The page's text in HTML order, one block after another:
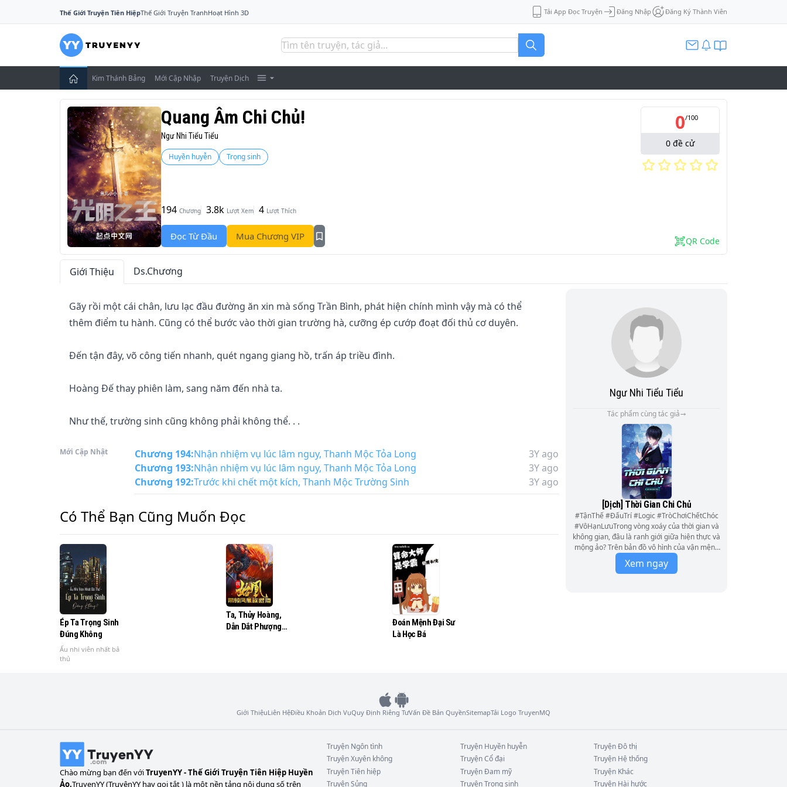
Thế Giới Truyện Tiên HiệpThế Giới Truyện TranhHoạt Hình 3D Tải App Đọc Truyện Đăng Nhập Đăng Ký Thành Viên
Kim Thánh Bảng Mới Cập Nhập Truyện Dịch
Quang Âm Chi Chủ!
Ngư Nhi Tiểu Tiểu
Huyền huyễn Trọng sinh
194 Chương 3.8k Lượt Xem 4 Lượt Thích
Đọc Từ Đầu Mua Chương VIP
0/100
0 đề cử
QR Code
Giới Thiệu Ds.Chương
Gãy rồi một cái chân, lưu lạc đầu đường ăn xin mà sống Trần Bình, phát hiện chính mình vậy mà có thể
thêm điểm tu hành. Cũng có thể bước vào thời gian trường hà, cưỡng ép cướp đoạt đối thủ cơ duyên.
Đến tận đây, võ công tiến nhanh, quét ngang giang hồ, trấn áp triều đình.
Hoàng Đế thay phiên làm, sang năm đến nhà ta.
Mới Cập Nhật Chương 194:Nhận nhiệm vụ lúc lâm nguy, Thanh Mộc Tỏa Long
3Y ago
Chương 193:Nhận nhiệm vụ lúc lâm nguy, Thanh Mộc Tỏa Long
3Y ago
Chương 192:Trước khi chết một kích, Thanh Mộc Trường Sinh 3Y ago
Có Thể Bạn Cũng Muốn Đọc
Ép Ta Trọng Sinh
Đúng Không
Ấu nhi viên nhất bả
thủ
Ta, Thủy Hoàng,
Dẫn Dắt Phượng
Đoán Mệnh Đại Sư
Là Học Bá
Ngư Nhi Tiểu Tiểu
Tác phẩm cùng tác giả
[Dịch] Thời Gian Chi Chủ
#TậnThế #ĐấuTrí #Logic #TròChơiChếtChóc
#VôHạnLưuTrong vòng xoáy của thời gian và
không gian, đâu là ranh giới giữa hiện thực và
mộng ảo? Trên bản đồ vô hình của vận mệnh
và sự chọn lựa, ai có thể chạm đến sự phi
phàm? Ta bước ra từ bóng tối của bí ẩn, nhìn
Xem ngay
Giới ThiệuLiên HệĐiều Khoản Dịch VụQuy Định Riêng TưVấn Đề Bản QuyềnSitemapTải Logo TruyenMQ
Chào mừng bạn đến vớiTruyenYY - Thế Giới Truyện Tiên Hiệp Huyền
Ảo.TruyenYY (TruyệnYY hay gọi tắt ) là một nền tảng nội dung số trên
Truyện Ngôn tình Truyện Huyền huyễn TruyệnĐô thị
TruyệnXuyên không TruyệnCổ đại Truyện Hệ thống
TruyệnTiên hiệp TruyệnĐam mỹ Truyện Khác
TruyệnSủng TruyệnTrọng sinh Truyện Hài hước